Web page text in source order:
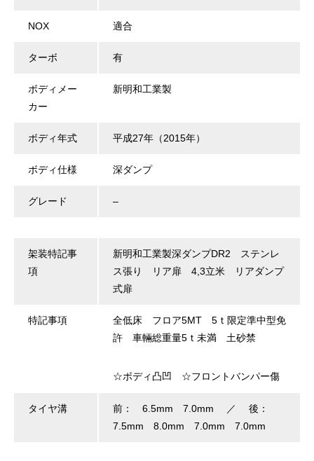
NOX 適合
ターボ 有
ボディメー
カー
新明和工業製
ボディ年式 平成27年（2015年）
ボディ仕様 深ダンプ
グレード –
架装特記事
項
新明和工業製深ダンプDR2 ステンレ
ス張り リア扉 4,3立米 リアダンプ
式扉
特記事項
全低床 フロア5MT 5ｔ限定準中型免
許 車輛総重量5ｔ未満 土砂禁
☆ボディ凸凹 ☆フロントバンパー傷
タイヤ溝
前： 6.5mm 7.0mm ／ 後：
7.5mm 8.0mm 7.0mm 7.0mm